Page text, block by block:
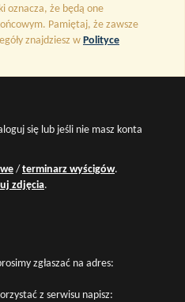
oznacza, że będą one
Pamiętaj, że zawsze
znajdziesz w Polityce
się lub jeśli nie masz konta
/ terminarz wyścigów.
zdjęcia.
zgłaszać na adres:
z serwisu napisz: